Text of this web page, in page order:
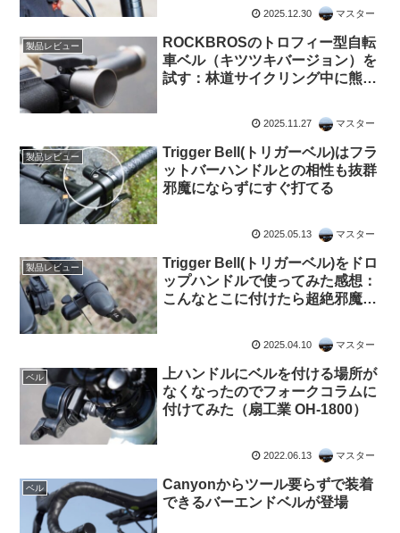
2025.12.30 マスター
製品レビュー
ROCKBROSのトロフィー型自転
車ベル（キツツキバージョン）を
試す：林道サイクリング中に熊と
2025.11.27 マスター
製品レビュー
Trigger Bell(トリガーベル)はフラ
ットバーハンドルとの相性も抜群
邪魔にならずにすぐ打てる
2025.05.13 マスター
製品レビュー
Trigger Bell(トリガーベル)をドロ
ップハンドルで使ってみた感想：
こんなとこに付けたら超絶邪魔に
2025.04.10 マスター
ベル
上ハンドルにベルを付ける場所が
なくなったのでフォークコラムに
付けてみた（扇工業 OH-1800）
2022.06.13 マスター
ベル
Canyonからツール要らずで装着
できるバーエンドベルが登場